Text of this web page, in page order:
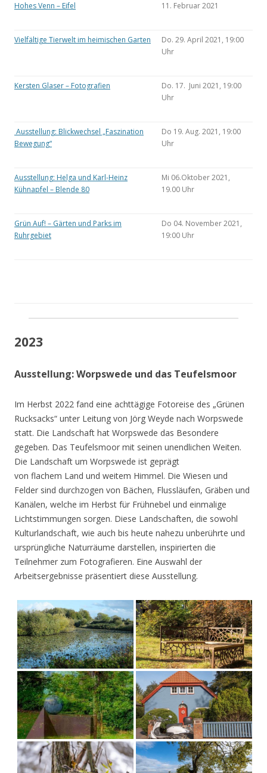
Hohes Venn – Eifel 11. Februar 2021
Vielfältige Tierwelt im heimischen Garten
Do. 29. April 2021, 19:00
Uhr
Kersten Glaser – Fotografien
Do. 17. Juni 2021, 19:00
Uhr
Ausstellung: Blickwechsel „Faszination
Bewegung“
Do 19. Aug. 2021, 19:00
Uhr
Ausstellung: Helga und Karl-Heinz
Kühnapfel – Blende 80
Mi 06.Oktober 2021,
19.00 Uhr
Grün Auf! – Gärten und Parks im
Ruhrgebiet
Do 04. November 2021,
19:00 Uhr
2023
Ausstellung: Worpswede und das Teufelsmoor
Im Herbst 2022 fand eine achttägige Fotoreise des „Grünen
Rucksacks“ unter Leitung von Jörg Weyde nach Worpswede
statt. Die Landschaft hat Worpswede das Besondere
gegeben. Das Teufelsmoor mit seinen unendlichen Weiten.
Die Landschaft um Worpswede ist geprägt
von flachem Land und weitem Himmel. Die Wiesen und
Felder sind durchzogen von Bächen, Flussläufen, Gräben und
Kanälen, welche im Herbst für Frühnebel und einmalige
Lichtstimmungen sorgen. Diese Landschaften, die sowohl
Kulturlandschaft, wie auch bis heute nahezu unberührte und
ursprüngliche Naturräume darstellen, inspirierten die
Teilnehmer zum Fotografieren. Eine Auswahl der
Arbeitsergebnisse präsentiert diese Ausstellung.